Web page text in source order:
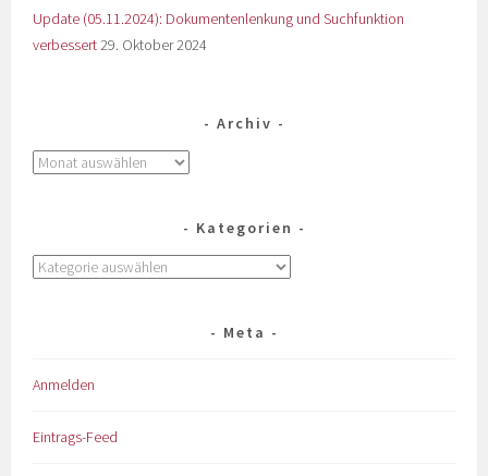
Update (05.11.2024): Dokumentenlenkung und Suchfunktion
verbessert29. Oktober 2024
Archiv
Kategorien
Meta
Anmelden
Eintrags-Feed